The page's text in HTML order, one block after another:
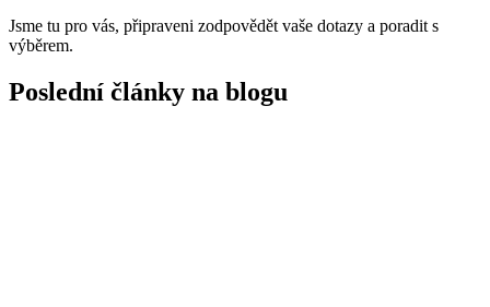
Jsme tu pro vás, připraveni zodpovědět vaše dotazy a poradit s
výběrem.
Poslední články na blogu